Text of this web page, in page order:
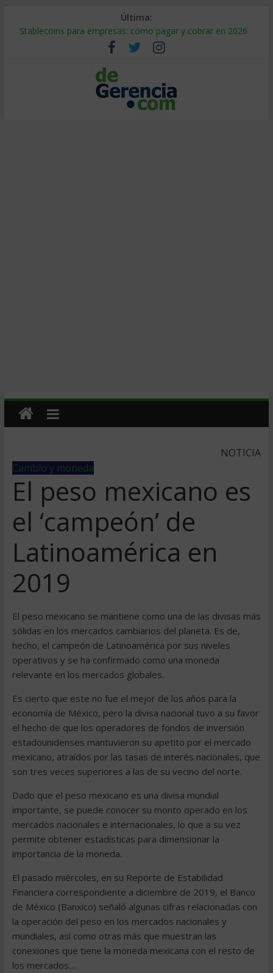
Última:
Stablecoins para empresas: cómo pagar y cobrar en 2026
Despido silencioso: qué es y por qué sale tan caro
IA en selección de personal: cómo auditarla a tiempo
Trabajo forzoso en la cadena de suministro: qué hacer
Mercado hispano de EE. UU.: cómo segmentarlo y venderle
NOTICIA
Cambio y moneda
El peso mexicano es
el ‘campeón’ de
Latinoamérica en
2019
El peso mexicano se mantiene como una de las divisas más
sólidas en los mercados cambiarios del planeta. Es de,
hecho, el campeón de Latinoamérica por sus niveles
operativos y se ha confirmado como una moneda
relevante en los mercados globales.
Es cierto que este no fue el mejor de los años para la
economía de México, pero la divisa nacional tuvo a su favor
el hecho de que los operadores de fondos de inversión
estadounidenses mantuvieron su apetito por el mercado
mexicano, atraídos por las tasas de interés nacionales, que
son tres veces superiores a las de su vecino del norte.
Dado que el peso mexicano es una divisa mundial
importante, se puede conocer su monto operado en los
mercados nacionales e internacionales, lo que a su vez
permite obtener estadísticas para dimensionar la
importancia de la moneda.
El pasado miércoles, en su Reporte de Estabilidad
Financiera correspondiente a diciembre de 2019, el Banco
de México (Banxico) señaló algunas cifras relacionadas con
la operación del peso en los mercados nacionales y
mundiales, así como otras más que muestran las
conexiones que tiene la moneda mexicana con el resto de
los mercados…